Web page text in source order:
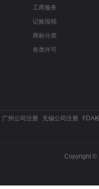
工商服务
记账报税
商标分类
各类许可
广州公司注册 无锡公司注册 FDA
Copyright ©